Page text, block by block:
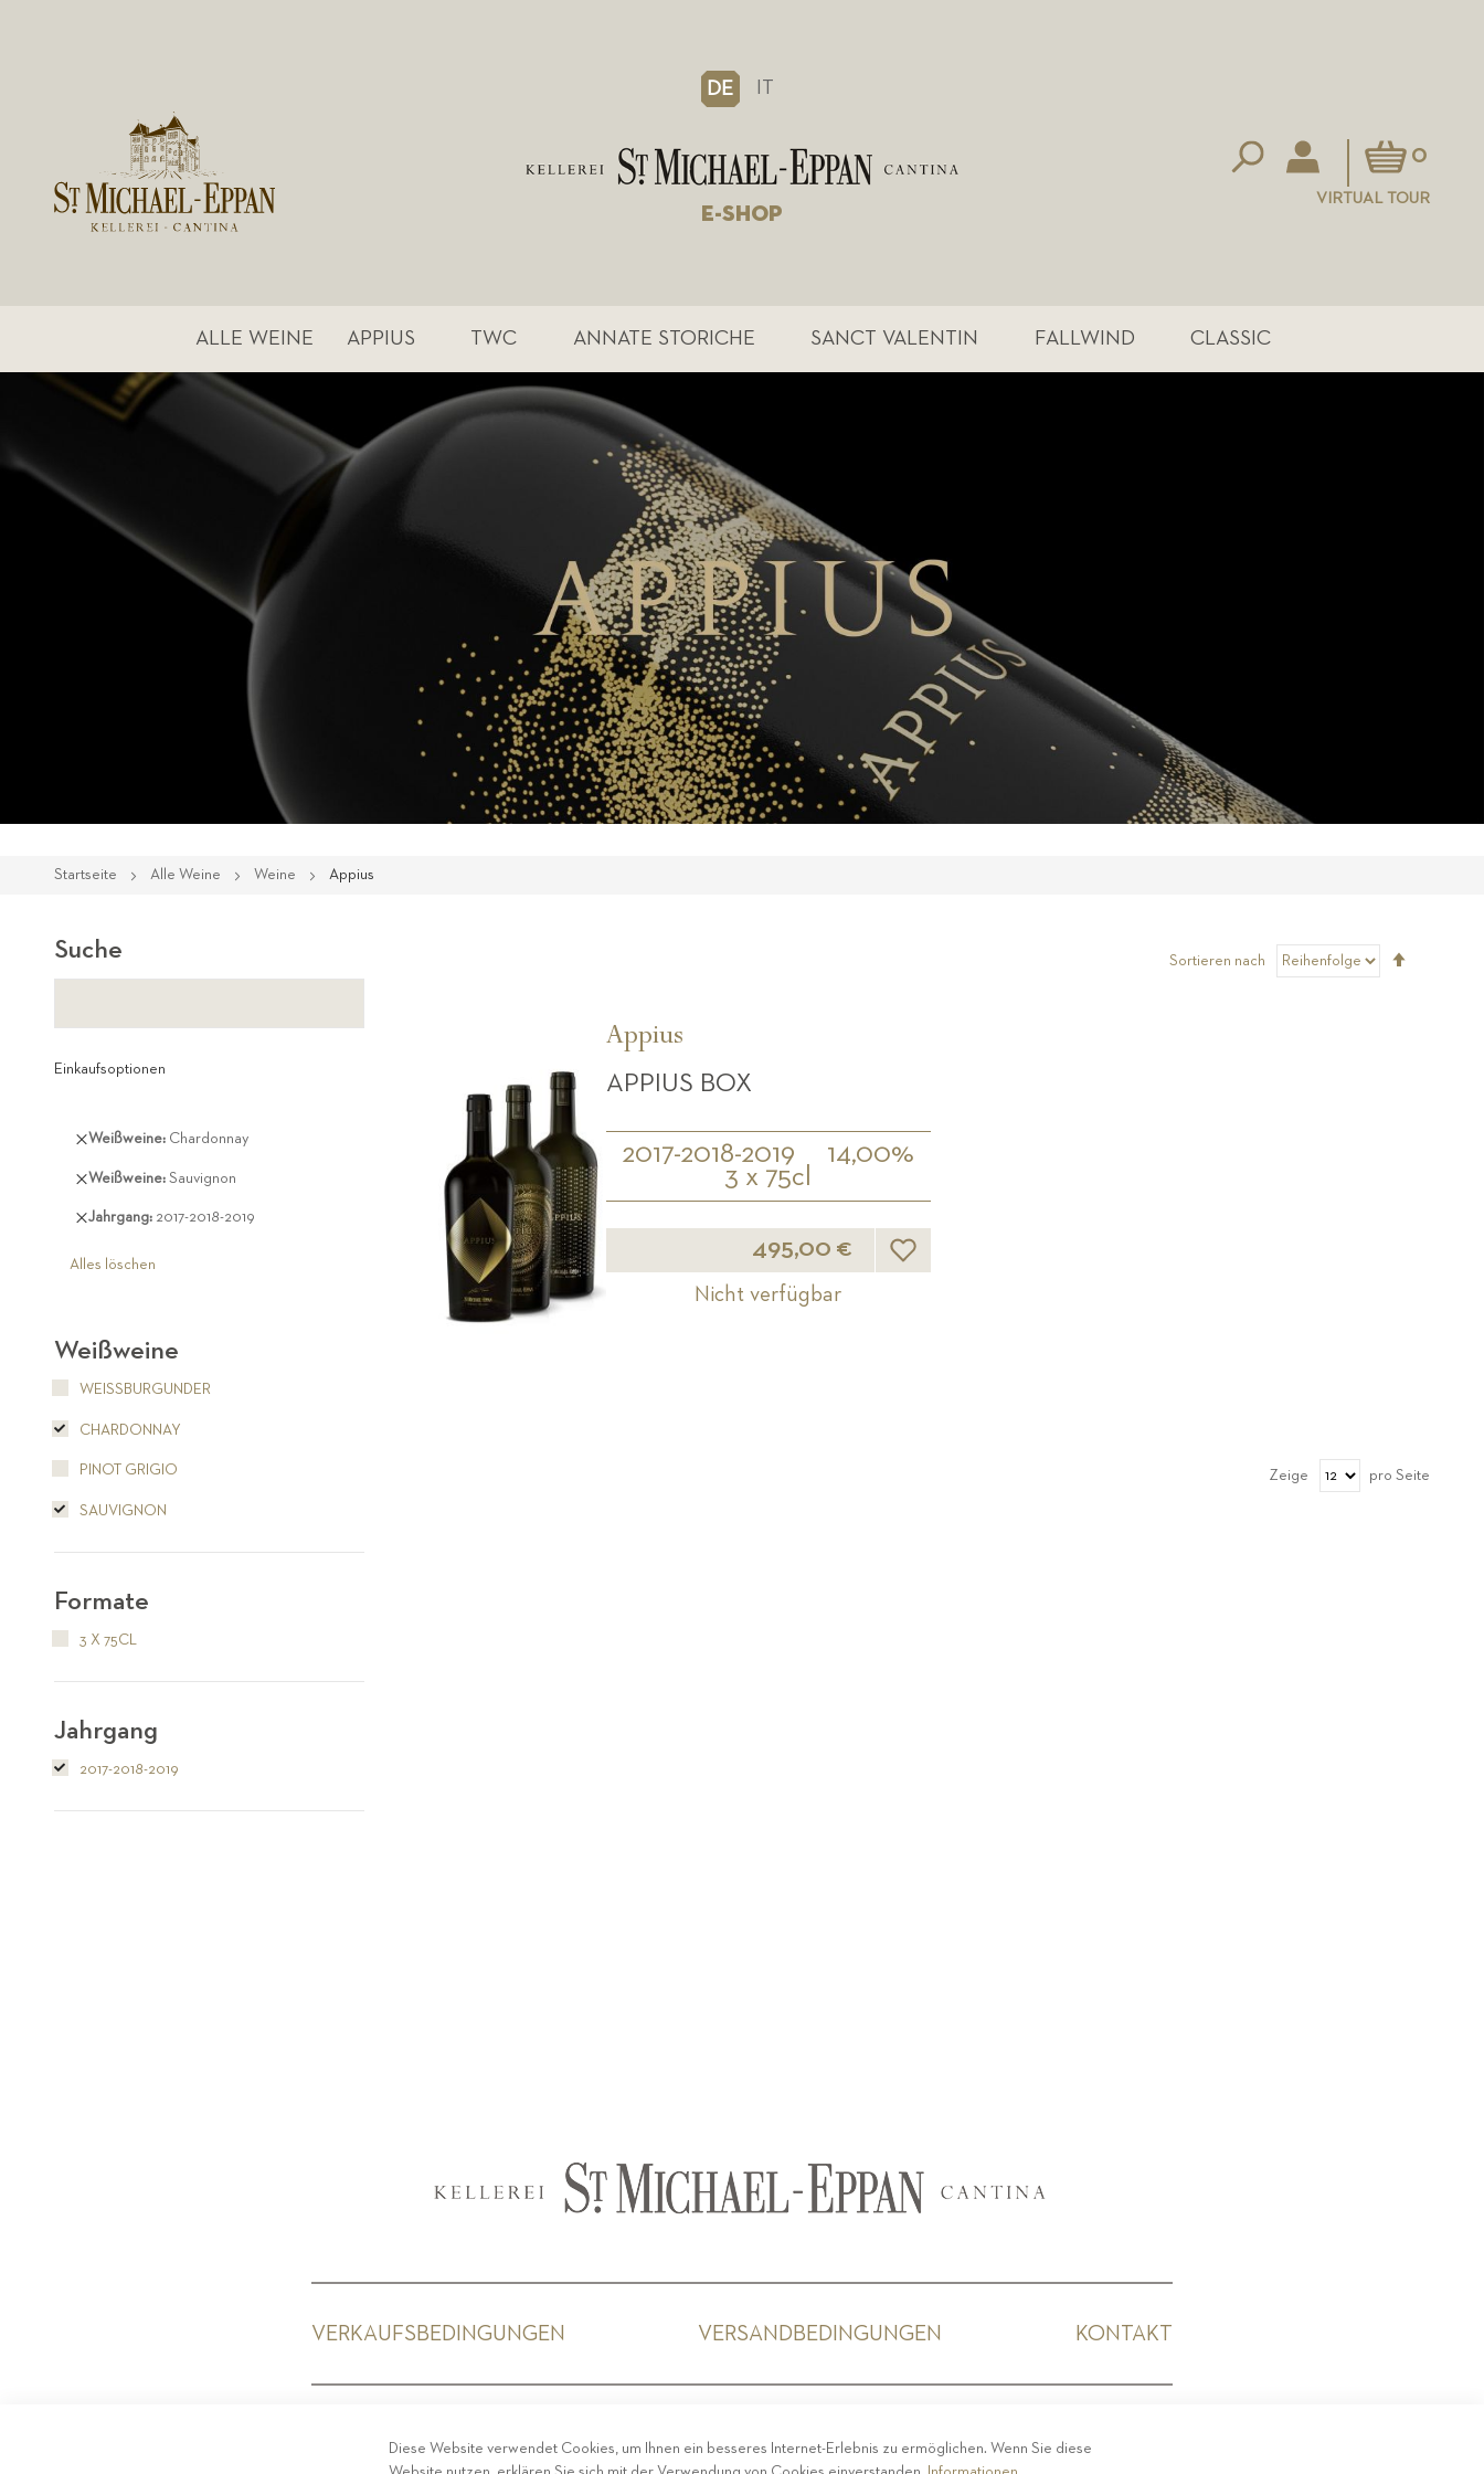
DE IT
E-SHOP
Mein Warenkorb
0
VIRTUAL TOUR
ALLE WEINE APPIUS TWC ANNATE STORICHE SANCT VALENTIN FALLWIND CLASSIC
Startseite Alle Weine Weine Appius
Sortieren nach
Appius
APPIUS BOX
2017-2018-2019
14,00%
3 x 75cl
495,00 € Wunschliste
Nicht verfügbar
Zeige pro Seite
Suche
Einkaufsoptionen
Weißweine Chardonnay
Diesen
entfernen
Weißweine Sauvignon
Diesen
entfernen
Jahrgang 2017-2018-2019
Diesen
entfernen
Alles löschen
Weißweine
WEISSBURGUNDER
CHARDONNAY
PINOT GRIGIO
SAUVIGNON
Formate
3 X 75CL
Jahrgang
2017-2018-2019
VERKAUFSBEDINGUNGEN VERSANDBEDINGUNGEN KONTAKT
COPYRIGHT 2019 ST.MICHAEL - EPPAN
Diese Website verwendet Cookies, um Ihnen ein besseres Internet-Erlebnis zu ermöglichen. Wenn Sie diese